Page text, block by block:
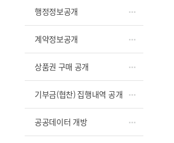
행정정보공개
계약정보공개
상품권 구매 공개
기부금(협찬) 집행내역 공개
공공데이터 개방